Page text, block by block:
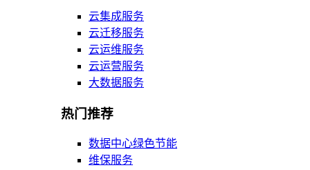
云集成服务
云迁移服务
云运维服务
云运营服务
大数据服务
热门推荐
数据中心绿色节能
维保服务